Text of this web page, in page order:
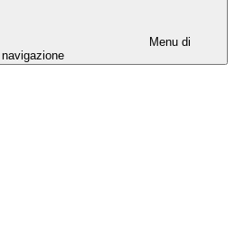
Menu di
navigazione